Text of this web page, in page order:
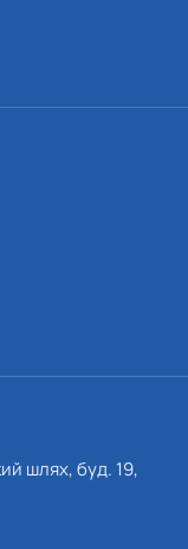
шлях, буд. 19,